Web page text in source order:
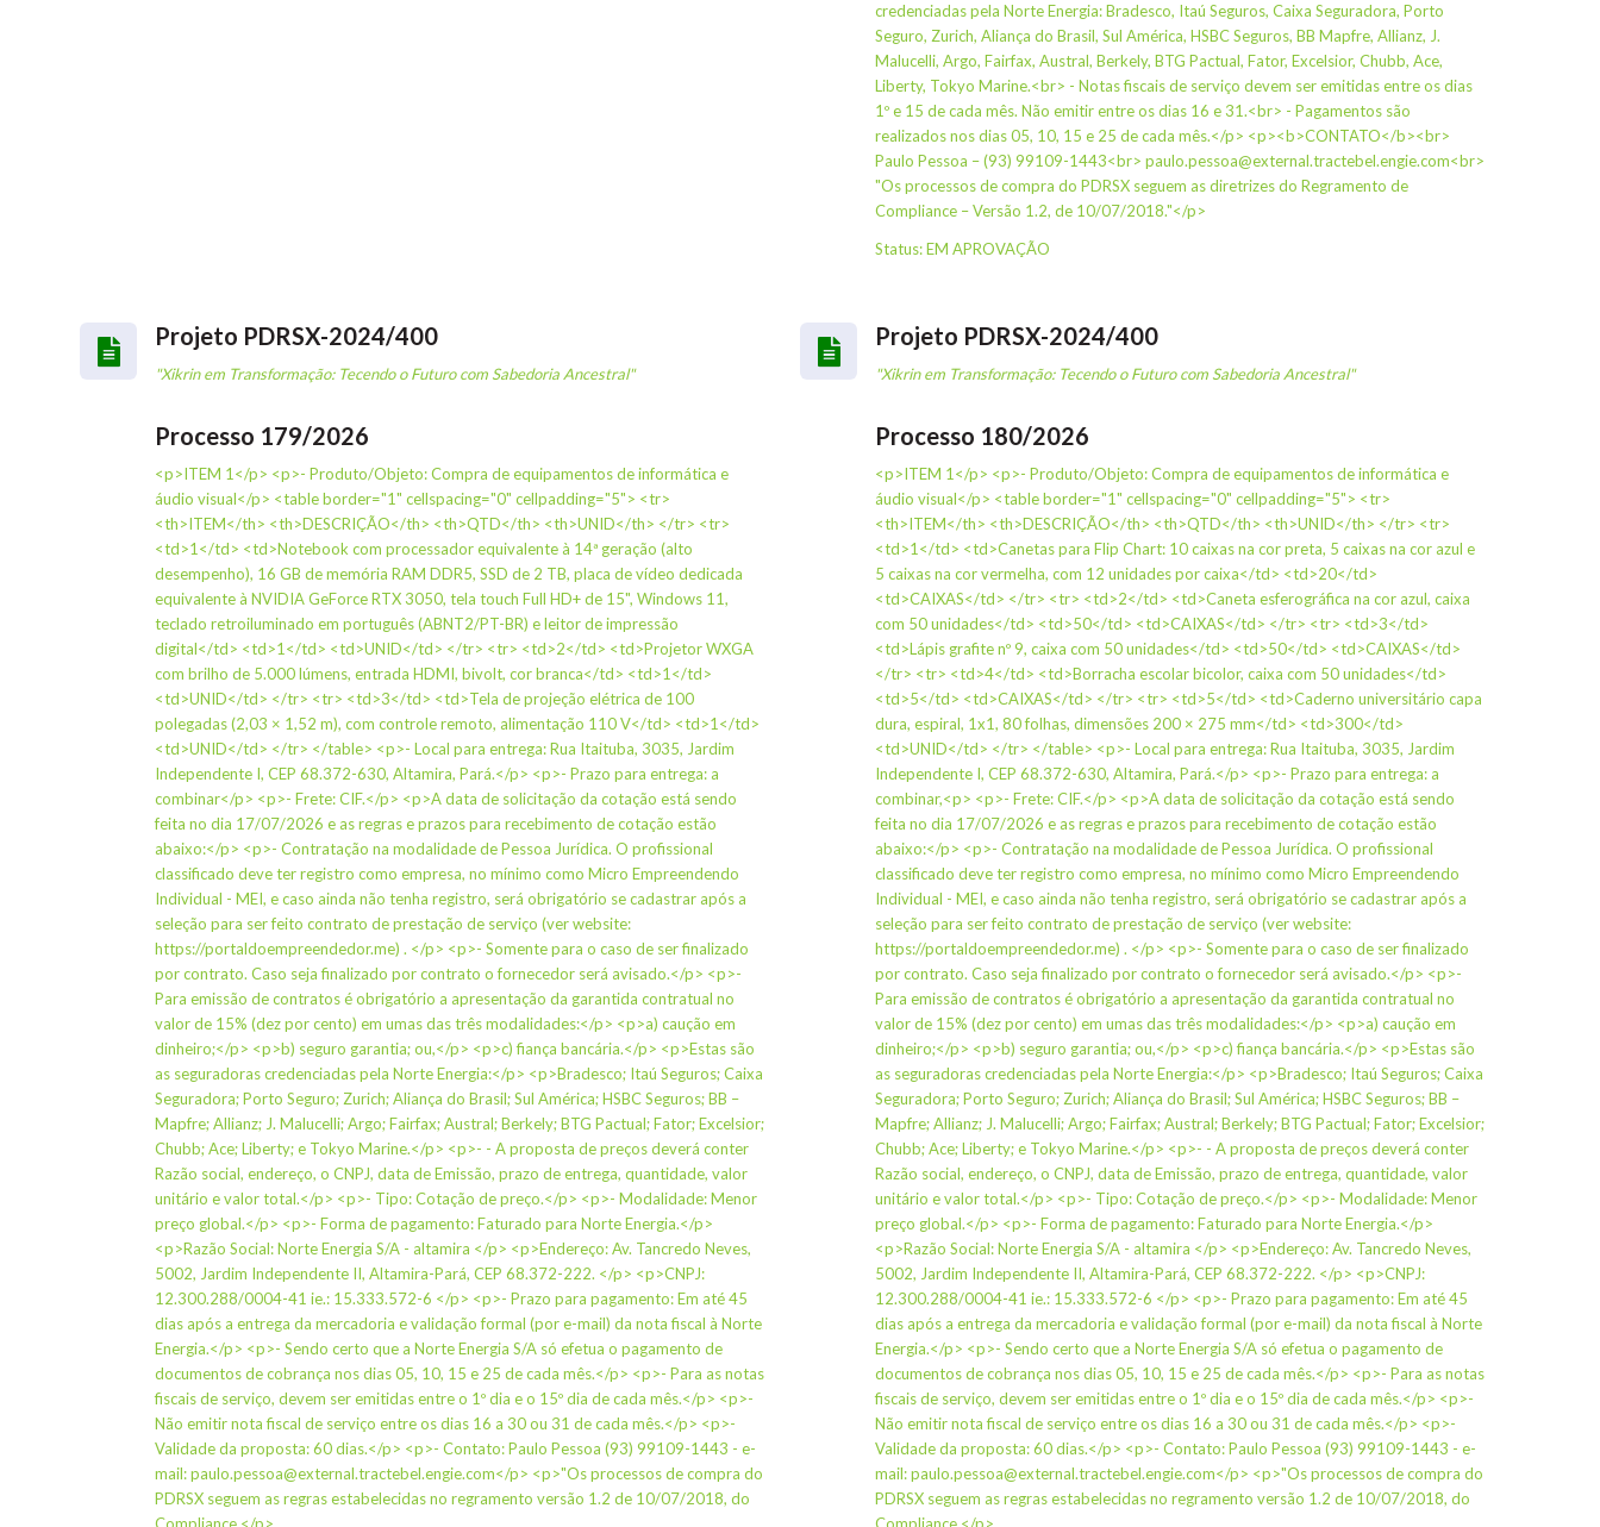
credenciadas pela Norte Energia: Bradesco, Itaú Seguros, Caixa Seguradora, Porto
Seguro, Zurich, Aliança do Brasil, Sul América, HSBC Seguros, BB Mapfre, Allianz, J.
Malucelli, Argo, Fairfax, Austral, Berkely, BTG Pactual, Fator, Excelsior, Chubb, Ace,
Liberty, Tokyo Marine.<br> - Notas fiscais de serviço devem ser emitidas entre os dias
1º e 15 de cada mês. Não emitir entre os dias 16 e 31.<br> - Pagamentos são
realizados nos dias 05, 10, 15 e 25 de cada mês.</p> <p><b>CONTATO</b><br>
Paulo Pessoa – (93) 99109-1443<br> paulo.pessoa@external.tractebel.engie.com<br>
"Os processos de compra do PDRSX seguem as diretrizes do Regramento de
Compliance – Versão 1.2, de 10/07/2018."</p>
Status: EM APROVAÇÃO
Projeto PDRSX-2024/400
"Xikrin em Transformação: Tecendo o Futuro com Sabedoria Ancestral"
Processo 179/2026
<p>ITEM 1</p> <p>- Produto/Objeto: Compra de equipamentos de informática e
áudio visual</p> <table border="1" cellspacing="0" cellpadding="5"> <tr>
<th>ITEM</th> <th>DESCRIÇÃO</th> <th>QTD</th> <th>UNID</th> </tr> <tr>
<td>1</td> <td>Notebook com processador equivalente à 14ª geração (alto
desempenho), 16 GB de memória RAM DDR5, SSD de 2 TB, placa de vídeo dedicada
equivalente à NVIDIA GeForce RTX 3050, tela touch Full HD+ de 15", Windows 11,
teclado retroiluminado em português (ABNT2/PT-BR) e leitor de impressão
digital</td> <td>1</td> <td>UNID</td> </tr> <tr> <td>2</td> <td>Projetor WXGA
com brilho de 5.000 lúmens, entrada HDMI, bivolt, cor branca</td> <td>1</td>
<td>UNID</td> </tr> <tr> <td>3</td> <td>Tela de projeção elétrica de 100
polegadas (2,03 × 1,52 m), com controle remoto, alimentação 110 V</td> <td>1</td>
<td>UNID</td> </tr> </table> <p>- Local para entrega: Rua Itaituba, 3035, Jardim
Independente I, CEP 68.372-630, Altamira, Pará.</p> <p>- Prazo para entrega: a
combinar</p> <p>- Frete: CIF.</p> <p>A data de solicitação da cotação está sendo
feita no dia 17/07/2026 e as regras e prazos para recebimento de cotação estão
abaixo:</p> <p>- Contratação na modalidade de Pessoa Jurídica. O profissional
classificado deve ter registro como empresa, no mínimo como Micro Empreendendo
Individual - MEI, e caso ainda não tenha registro, será obrigatório se cadastrar após a
seleção para ser feito contrato de prestação de serviço (ver website:
https://portaldoempreendedor.me) . </p> <p>- Somente para o caso de ser finalizado
por contrato. Caso seja finalizado por contrato o fornecedor será avisado.</p> <p>-
Para emissão de contratos é obrigatório a apresentação da garantida contratual no
valor de 15% (dez por cento) em umas das três modalidades:</p> <p>a) caução em
dinheiro;</p> <p>b) seguro garantia; ou,</p> <p>c) fiança bancária.</p> <p>Estas são
as seguradoras credenciadas pela Norte Energia:</p> <p>Bradesco; Itaú Seguros; Caixa
Seguradora; Porto Seguro; Zurich; Aliança do Brasil; Sul América; HSBC Seguros; BB –
Mapfre; Allianz; J. Malucelli; Argo; Fairfax; Austral; Berkely; BTG Pactual; Fator; Excelsior;
Chubb; Ace; Liberty; e Tokyo Marine.</p> <p>- - A proposta de preços deverá conter
Razão social, endereço, o CNPJ, data de Emissão, prazo de entrega, quantidade, valor
unitário e valor total.</p> <p>- Tipo: Cotação de preço.</p> <p>- Modalidade: Menor
preço global.</p> <p>- Forma de pagamento: Faturado para Norte Energia.</p>
<p>Razão Social: Norte Energia S/A - altamira </p> <p>Endereço: Av. Tancredo Neves,
5002, Jardim Independente II, Altamira-Pará, CEP 68.372-222. </p> <p>CNPJ:
12.300.288/0004-41 ie.: 15.333.572-6 </p> <p>- Prazo para pagamento: Em até 45
dias após a entrega da mercadoria e validação formal (por e-mail) da nota fiscal à Norte
Energia.</p> <p>- Sendo certo que a Norte Energia S/A só efetua o pagamento de
documentos de cobrança nos dias 05, 10, 15 e 25 de cada mês.</p> <p>- Para as notas
fiscais de serviço, devem ser emitidas entre o 1º dia e o 15º dia de cada mês.</p> <p>-
Não emitir nota fiscal de serviço entre os dias 16 a 30 ou 31 de cada mês.</p> <p>-
Validade da proposta: 60 dias.</p> <p>- Contato: Paulo Pessoa (93) 99109-1443 - e-
mail: paulo.pessoa@external.tractebel.engie.com</p> <p>"Os processos de compra do
PDRSX seguem as regras estabelecidas no regramento versão 1.2 de 10/07/2018, do
Projeto PDRSX-2024/400
"Xikrin em Transformação: Tecendo o Futuro com Sabedoria Ancestral"
Processo 180/2026
<p>ITEM 1</p> <p>- Produto/Objeto: Compra de equipamentos de informática e
áudio visual</p> <table border="1" cellspacing="0" cellpadding="5"> <tr>
<th>ITEM</th> <th>DESCRIÇÃO</th> <th>QTD</th> <th>UNID</th> </tr> <tr>
<td>1</td> <td>Canetas para Flip Chart: 10 caixas na cor preta, 5 caixas na cor azul e
5 caixas na cor vermelha, com 12 unidades por caixa</td> <td>20</td>
<td>CAIXAS</td> </tr> <tr> <td>2</td> <td>Caneta esferográfica na cor azul, caixa
com 50 unidades</td> <td>50</td> <td>CAIXAS</td> </tr> <tr> <td>3</td>
<td>Lápis grafite nº 9, caixa com 50 unidades</td> <td>50</td> <td>CAIXAS</td>
</tr> <tr> <td>4</td> <td>Borracha escolar bicolor, caixa com 50 unidades</td>
<td>5</td> <td>CAIXAS</td> </tr> <tr> <td>5</td> <td>Caderno universitário capa
dura, espiral, 1x1, 80 folhas, dimensões 200 × 275 mm</td> <td>300</td>
<td>UNID</td> </tr> </table> <p>- Local para entrega: Rua Itaituba, 3035, Jardim
Independente I, CEP 68.372-630, Altamira, Pará.</p> <p>- Prazo para entrega: a
combinar,<p> <p>- Frete: CIF.</p> <p>A data de solicitação da cotação está sendo
feita no dia 17/07/2026 e as regras e prazos para recebimento de cotação estão
abaixo:</p> <p>- Contratação na modalidade de Pessoa Jurídica. O profissional
classificado deve ter registro como empresa, no mínimo como Micro Empreendendo
Individual - MEI, e caso ainda não tenha registro, será obrigatório se cadastrar após a
seleção para ser feito contrato de prestação de serviço (ver website:
https://portaldoempreendedor.me) . </p> <p>- Somente para o caso de ser finalizado
por contrato. Caso seja finalizado por contrato o fornecedor será avisado.</p> <p>-
Para emissão de contratos é obrigatório a apresentação da garantida contratual no
valor de 15% (dez por cento) em umas das três modalidades:</p> <p>a) caução em
dinheiro;</p> <p>b) seguro garantia; ou,</p> <p>c) fiança bancária.</p> <p>Estas são
as seguradoras credenciadas pela Norte Energia:</p> <p>Bradesco; Itaú Seguros; Caixa
Seguradora; Porto Seguro; Zurich; Aliança do Brasil; Sul América; HSBC Seguros; BB –
Mapfre; Allianz; J. Malucelli; Argo; Fairfax; Austral; Berkely; BTG Pactual; Fator; Excelsior;
Chubb; Ace; Liberty; e Tokyo Marine.</p> <p>- - A proposta de preços deverá conter
Razão social, endereço, o CNPJ, data de Emissão, prazo de entrega, quantidade, valor
unitário e valor total.</p> <p>- Tipo: Cotação de preço.</p> <p>- Modalidade: Menor
preço global.</p> <p>- Forma de pagamento: Faturado para Norte Energia.</p>
<p>Razão Social: Norte Energia S/A - altamira </p> <p>Endereço: Av. Tancredo Neves,
5002, Jardim Independente II, Altamira-Pará, CEP 68.372-222. </p> <p>CNPJ:
12.300.288/0004-41 ie.: 15.333.572-6 </p> <p>- Prazo para pagamento: Em até 45
dias após a entrega da mercadoria e validação formal (por e-mail) da nota fiscal à Norte
Energia.</p> <p>- Sendo certo que a Norte Energia S/A só efetua o pagamento de
documentos de cobrança nos dias 05, 10, 15 e 25 de cada mês.</p> <p>- Para as notas
fiscais de serviço, devem ser emitidas entre o 1º dia e o 15º dia de cada mês.</p> <p>-
Não emitir nota fiscal de serviço entre os dias 16 a 30 ou 31 de cada mês.</p> <p>-
Validade da proposta: 60 dias.</p> <p>- Contato: Paulo Pessoa (93) 99109-1443 - e-
mail: paulo.pessoa@external.tractebel.engie.com</p> <p>"Os processos de compra do
PDRSX seguem as regras estabelecidas no regramento versão 1.2 de 10/07/2018, do